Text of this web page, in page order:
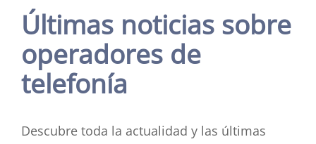
Últimas noticias sobre
operadores de
telefonía
Descubre toda la actualidad y las últimas